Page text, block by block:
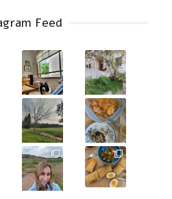
Feed